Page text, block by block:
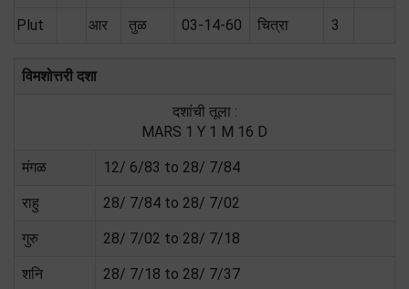
Plut आर तुळ 03-14-60 चित्रा 3
विमशोत्तरी दशा
दशांची तूला :
MARS 1 Y 1 M 16 D
मंगळ 12/ 6/83 to 28/ 7/84
राहु 28/ 7/84 to 28/ 7/02
गुरु 28/ 7/02 to 28/ 7/18
शनि 28/ 7/18 to 28/ 7/37